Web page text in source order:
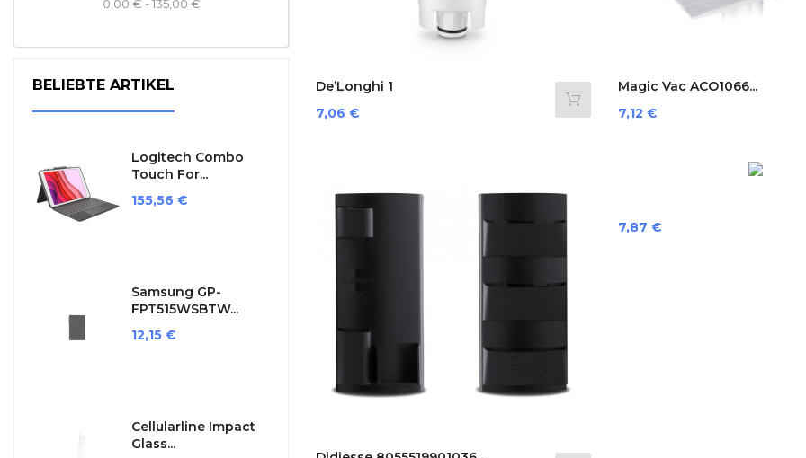
0,00 € - 135,00 €
BELIEBTE ARTIKEL
Logitech Combo
Touch For...
Preis
155,56 €
Samsung GP-
FPT515WSBTW...
Preis
12,15 €
Cellularline Impact
Glass...
De’Longhi 1
Preis
7,06 €
Magic Vac ACO1066...
Preis
7,12 €
Preis
7,87 €